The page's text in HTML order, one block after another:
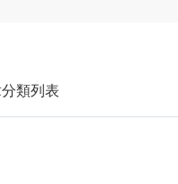
類列表